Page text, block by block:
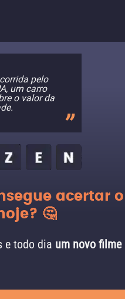
pelo
um carro
o valor da
acertar o
🤔
e todo dia um novo filme